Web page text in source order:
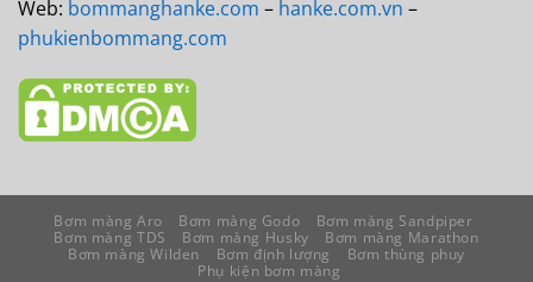
Web: bommanghanke.com – hanke.com.vn –
phukienbommang.com
Bơm màng Aro Bơm màng Godo
Bơm màng Sandpiper
Bơm màng TDS
Bơm màng Husky
Bơm màng Marathon
Bơm màng Wilden
Bơm định lượng
Bơm thùng phuy
Phụ kiện bơm màng